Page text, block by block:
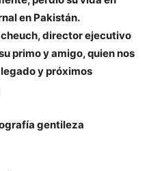
en Pakistán.
director ejecutivo
primo y amigo, quien nos
y próximos
gentileza